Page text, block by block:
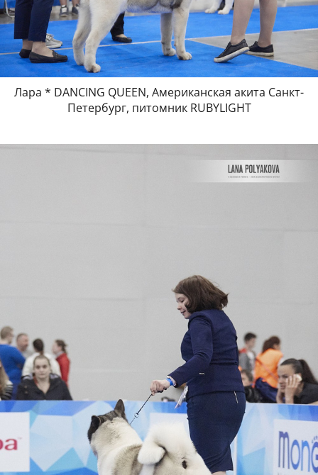
Лара * DANCING QUEEN, Американская акита Санкт-
Петербург, питомник RUBYLIGHT